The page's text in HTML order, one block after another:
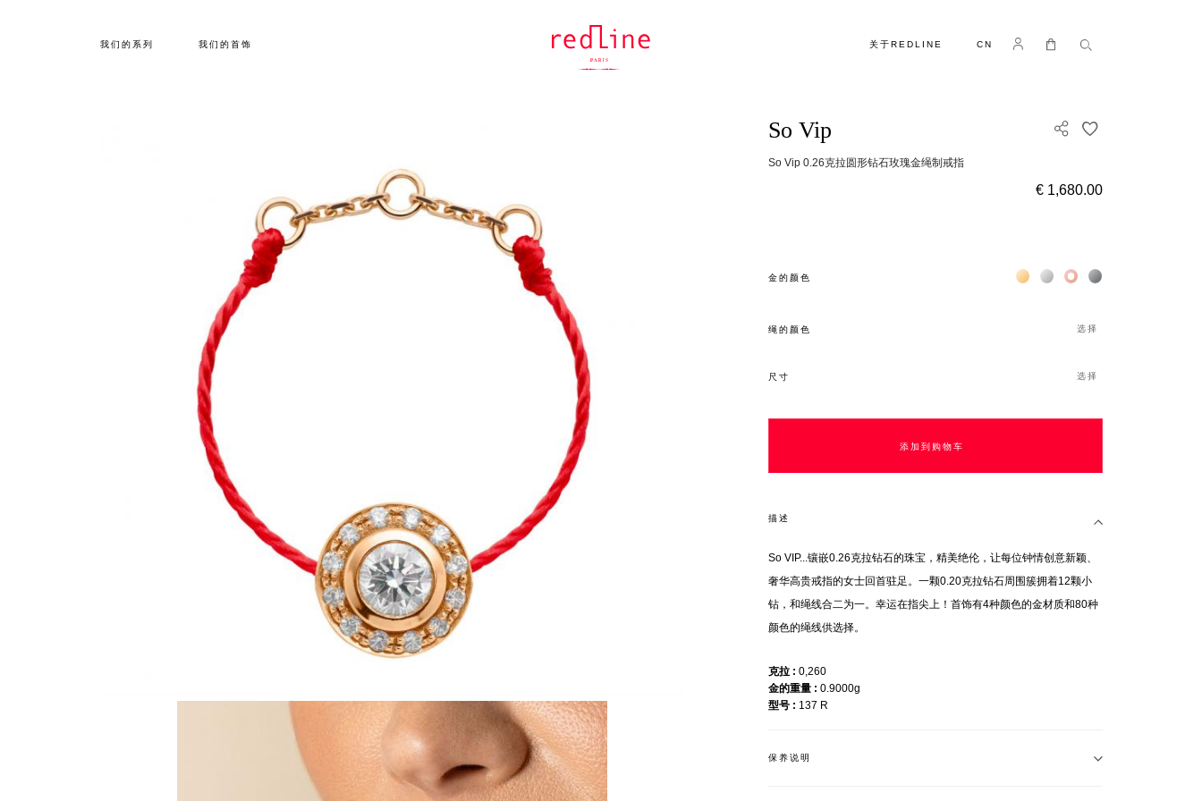
我们的系列 我们的首饰 关于REDLINE CN Log in 我的购物车
So Vip
So Vip 0.26克拉圆形钻石玫瑰金绳制戒指
€ 1,680.00
金的颜色 Жёлтое золото 18К
Белое золото 18К
Розовое золото 18К
Чёрное золото 18К
绳的颜色 选择
尺寸 选择
添加到购物车
描述
So VIP...镶嵌0.26克拉钻石的珠宝，精美绝伦，让每位钟情创意新颖、
奢华高贵戒指的女士回首驻足。一颗0.20克拉钻石周围簇拥着12颗小
钻，和绳线合二为一。幸运在指尖上！首饰有4种颜色的金材质和80种
颜色的绳线供选择。
克拉
0,260
金的重量
0.9000g
型号
137 R
保养说明